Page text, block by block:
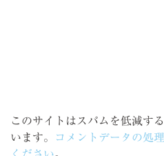
このサイトはスパムを低減す
います。
コメントデータの処
ください。